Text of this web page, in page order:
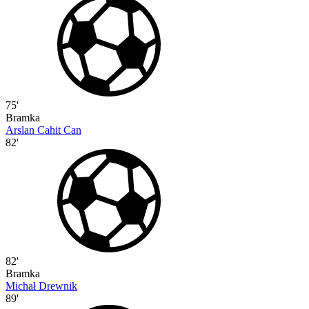
75'
Bramka
Arslan Cahit Can
82'
82'
Bramka
Michał Drewnik
89'